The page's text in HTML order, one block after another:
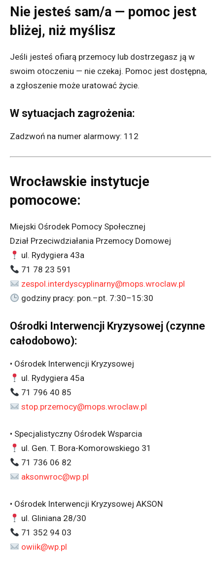
Nie jesteś sam/a — pomoc jest
bliżej, niż myślisz
Jeśli jesteś ofiarą przemocy lub dostrzegasz ją w
swoim otoczeniu — nie czekaj. Pomoc jest dostępna,
a zgłoszenie może uratować życie.
W sytuacjach zagrożenia:
Zadzwoń na numer alarmowy: 112
Wrocławskie instytucje
pomocowe:
Miejski Ośrodek Pomocy Społecznej
Dział Przeciwdziałania Przemocy Domowej
ul. Rydygiera 43a
71 78 23 591
zespol.interdyscyplinarny@mops.wroclaw.pl
godziny pracy: pon.–pt. 7:30–15:30
Ośrodki Interwencji Kryzysowej (czynne
całodobowo):
• Ośrodek Interwencji Kryzysowej
ul. Rydygiera 45a
71 796 40 85
stop.przemocy@mops.wroclaw.pl
• Specjalistyczny Ośrodek Wsparcia
ul. Gen. T. Bora-Komorowskiego 31
71 736 06 82
aksonwroc@wp.pl
• Ośrodek Interwencji Kryzysowej AKSON
ul. Gliniana 28/30
71 352 94 03
owiik@wp.pl